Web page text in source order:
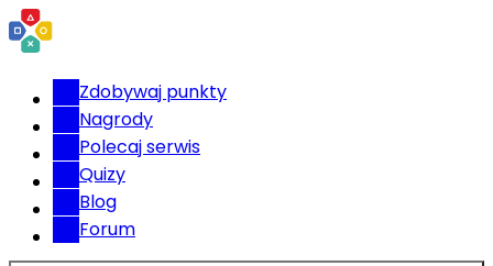
Zdobywaj punkty
Nagrody
Polecaj serwis
Quizy
Blog
Forum